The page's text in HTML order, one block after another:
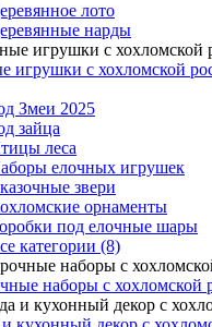
лото
нарды
игрушки с хохломской
Змеи 2025
зайца
леса
елочных игрушек
звери
орнаменты
под елочные шары
категории (8)
наборы с хохломской